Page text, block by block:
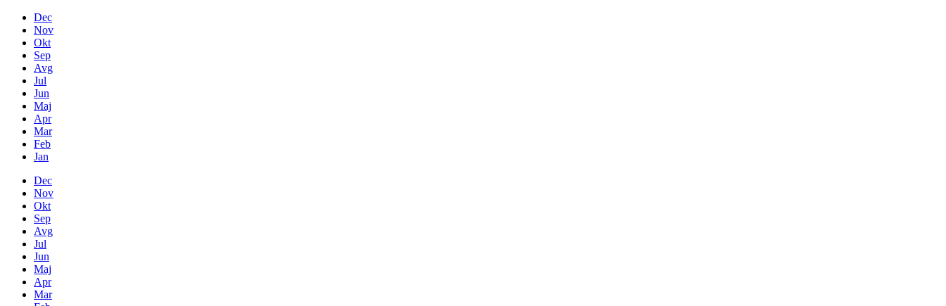
Dec
Nov
Okt
Sep
Avg
Jul
Jun
Maj
Apr
Mar
Feb
Jan
Dec
Nov
Okt
Sep
Avg
Jul
Jun
Maj
Apr
Mar